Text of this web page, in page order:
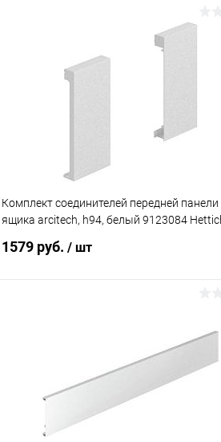
Комплект соединителей передней панели
ящика arcitech, h94, белый 9123084
1579 руб. / шт
К сравнению
В наличии